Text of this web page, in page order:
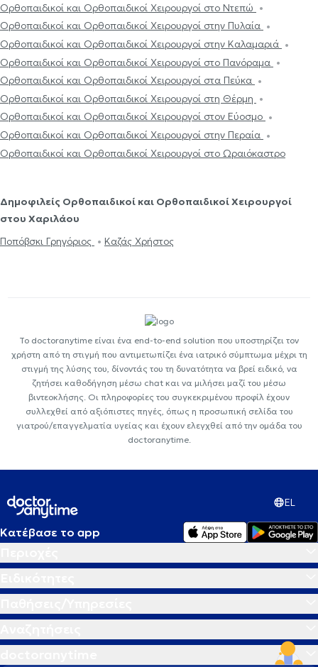
Ορθοπαιδικοί και Ορθοπαιδικοί Χειρουργοί στο Ντεπώ
Ορθοπαιδικοί και Ορθοπαιδικοί Χειρουργοί στην Πυλαία
Ορθοπαιδικοί και Ορθοπαιδικοί Χειρουργοί στην Καλαμαριά
Ορθοπαιδικοί και Ορθοπαιδικοί Χειρουργοί στο Πανόραμα
Ορθοπαιδικοί και Ορθοπαιδικοί Χειρουργοί στα Πεύκα
Ορθοπαιδικοί και Ορθοπαιδικοί Χειρουργοί στη Θέρμη
Ορθοπαιδικοί και Ορθοπαιδικοί Χειρουργοί στον Εύοσμο
Ορθοπαιδικοί και Ορθοπαιδικοί Χειρουργοί στην Περαία
Ορθοπαιδικοί και Ορθοπαιδικοί Χειρουργοί στο Ωραιόκαστρο
Δημοφιλείς Ορθοπαιδικοί και Ορθοπαιδικοί Χειρουργοί
στου Χαριλάου
Ποπόβσκι Γρηγόριος
Καζάς Χρήστος
Το doctoranytime είναι ένα end-to-end solution που υποστηρίζει τον
χρήστη από τη στιγμή που αντιμετωπίζει ένα ιατρικό σύμπτωμα μέχρι τη
στιγμή της λύσης του, δίνοντάς του τη δυνατότητα να βρεί ειδικό, να
ζητήσει καθοδήγηση μέσω chat και να μιλήσει μαζί του μέσω
βιντεοκλήσης. Οι πληροφορίες του συγκεκριμένου προφίλ έχουν
συλλεχθεί από αξιόπιστες πηγές, όπως η προσωπική σελίδα του
γιατρού/επαγγελματία υγείας και έχουν ελεγχθεί από την ομάδα του
doctoranytime.
EL
Κατέβασε το app